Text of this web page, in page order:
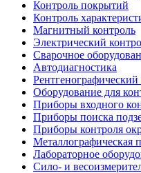
Контроль покрытий
Контроль
Магнитный контроль
Электрический
Сварочное
Автодиагностика
Рентгенографический
Оборудование для
Приборы входного
Приборы поиска
Приборы контроля
Металлографическая
Лабораторное
Сило- и